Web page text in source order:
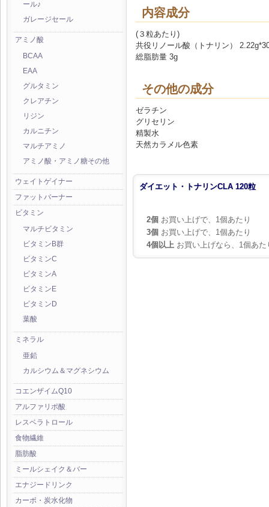
ール♪
ガレージセール
アミノ酸
BCAA
EAA
グルタミン
クレアチン
リジン
カルニチン
マルチアミノ
アミノ酸・アミノ糖その他
ウェイトゲイナー
ファットバーナー
ビタミン
マルチビタミン
ビタミンB群
ビタミンC
ビタミンA
ビタミンE
ビタミンD
葉酸
ミネラル
亜鉛
カルシウム＆マグネシウム
コエンザイムQ10
アルファリポ酸
レスベラトロール
食物繊維
脂肪酸
ミールシェイク＆バー
エナジードリンク
カーボ・炭水化物
内容成分
(３粒あたり)
共役リノール酸（トナリン）
総脂肪量 3g
その他の成分
ゼラチン
グリセリン
精製水
天然カラメル色素
ダイエット・トナリンCLA 120粒
2個 お買い上げで、1個あたり
3個 お買い上げで、1個あたり
4個以上 お買い上げなら、1個あた